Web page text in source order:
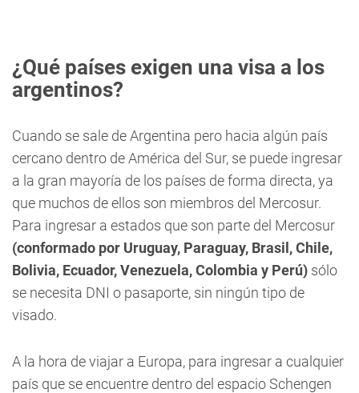
¿Qué países exigen una visa a los
argentinos?
Cuando se sale de Argentina pero hacia algún país
cercano dentro de América del Sur, se puede ingresar
a la gran mayoría de los países de forma directa, ya
que muchos de ellos son miembros del Mercosur.
Para ingresar a estados que son parte del Mercosur
(conformado por Uruguay, Paraguay, Brasil, Chile,
Bolivia, Ecuador, Venezuela, Colombia y Perú) sólo
se necesita DNI o pasaporte, sin ningún tipo de
visado.
A la hora de viajar a Europa, para ingresar a cualquier
país que se encuentre dentro del espacio Schengen